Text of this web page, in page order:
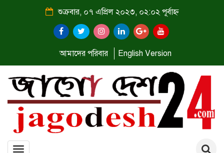
শুক্রবার, ০৭ এপ্রিল ২০২৩, ০২:০২ পূর্বাহ্ন
আমাদের পরিবার English Version
Toggle